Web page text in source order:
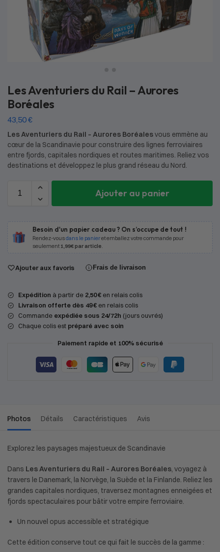
Les Aventuriers du Rail – Aurores
Boréales
43,50€
Les Aventuriers du Rail – Aurores Boréalesvous emmène au
cœur de la Scandinavie pour construire des lignes ferroviaires
entre fjords, capitales nordiques et routes maritimes. Reliez vos
destinations et développez le plus grand réseau du Nord.
Ajouter au panier
Besoin d'un papier cadeau ? On s’occupe de tout !
Rendez-vousdans le panieret emballez votre commande pour
seulement 1,99€ par article
Ajouter aux favoris Frais de livraison
Expédition à partir de 2,50 € en relais colis
Livraison offerte dès 49 € en relais colis
Commande expédiée sous 24/72h (jours ouvrés)
Chaque colis est préparé avec soin
Paiement rapide et 100% sécurisé
Photos Détails Caractéristiques Avis
Explorez les paysages majestueux de Scandinavie
Dans Les Aventuriers du Rail – Aurores Boréales, voyagez à
travers le Danemark, la Norvège, la Suède et la Finlande. Reliez les
grandes capitales nordiques, traversez montagnes enneigées et
fjords spectaculaires pour bâtir votre empire ferroviaire.
Un nouvel opus accessible et stratégique
Cette édition conserve tout ce qui fait le succès de la gamme :